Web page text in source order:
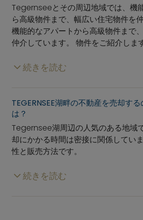
Tegernseeとその周辺地域では、機
ら高級物件まで、幅広い住宅物件を
機能的なアパートから高級物件まで
仲介しています。 物件をご紹介します
続きを読む
TEGERNSEE湖畔の不動産を売却す
は？
Tegernsee湖周辺の人気のある地域
却にかかる時間は密接に関係してい
性と販売方法です。
続きを読む